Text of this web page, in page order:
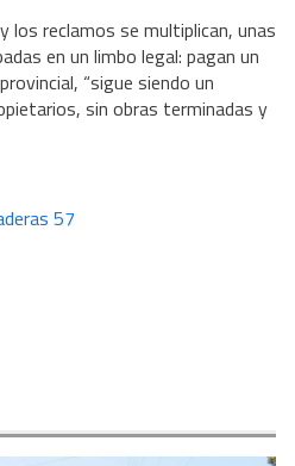
los reclamos se multiplican, unas
en un limbo legal: pagan un
“sigue siendo un
sin obras terminadas y
57